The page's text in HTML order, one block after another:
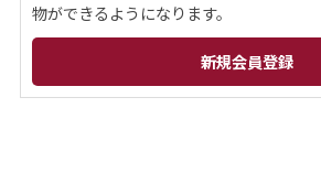
お問い合わせフォームは
物ができるようになります。